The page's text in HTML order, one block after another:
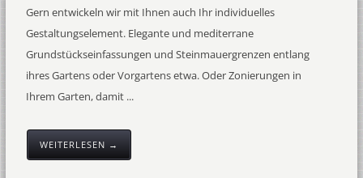
Gern entwickeln wir mit Ihnen auch Ihr individuelles
Gestaltungselement. Elegante und mediterrane
Grundstückseinfassungen und Steinmauergrenzen entlang
ihres Gartens oder Vorgartens etwa. Oder Zonierungen in
Ihrem Garten, damit ...
WEITERLESEN →